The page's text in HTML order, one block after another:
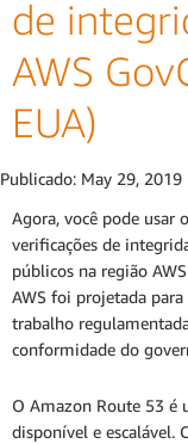
de
AWS
EUA)
Publicado: May 29, 2019
Agora, você pode usar
verificações de
públicos na região
AWS foi projetada
trabalho
conformidade do
O Amazon Route 53 é
disponível e escalável.